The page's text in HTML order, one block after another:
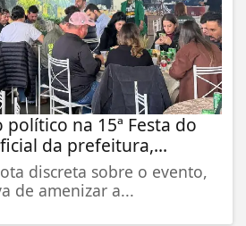
na 15ª Festa do
da prefeitura,...
discreta sobre o evento,
de amenizar a...